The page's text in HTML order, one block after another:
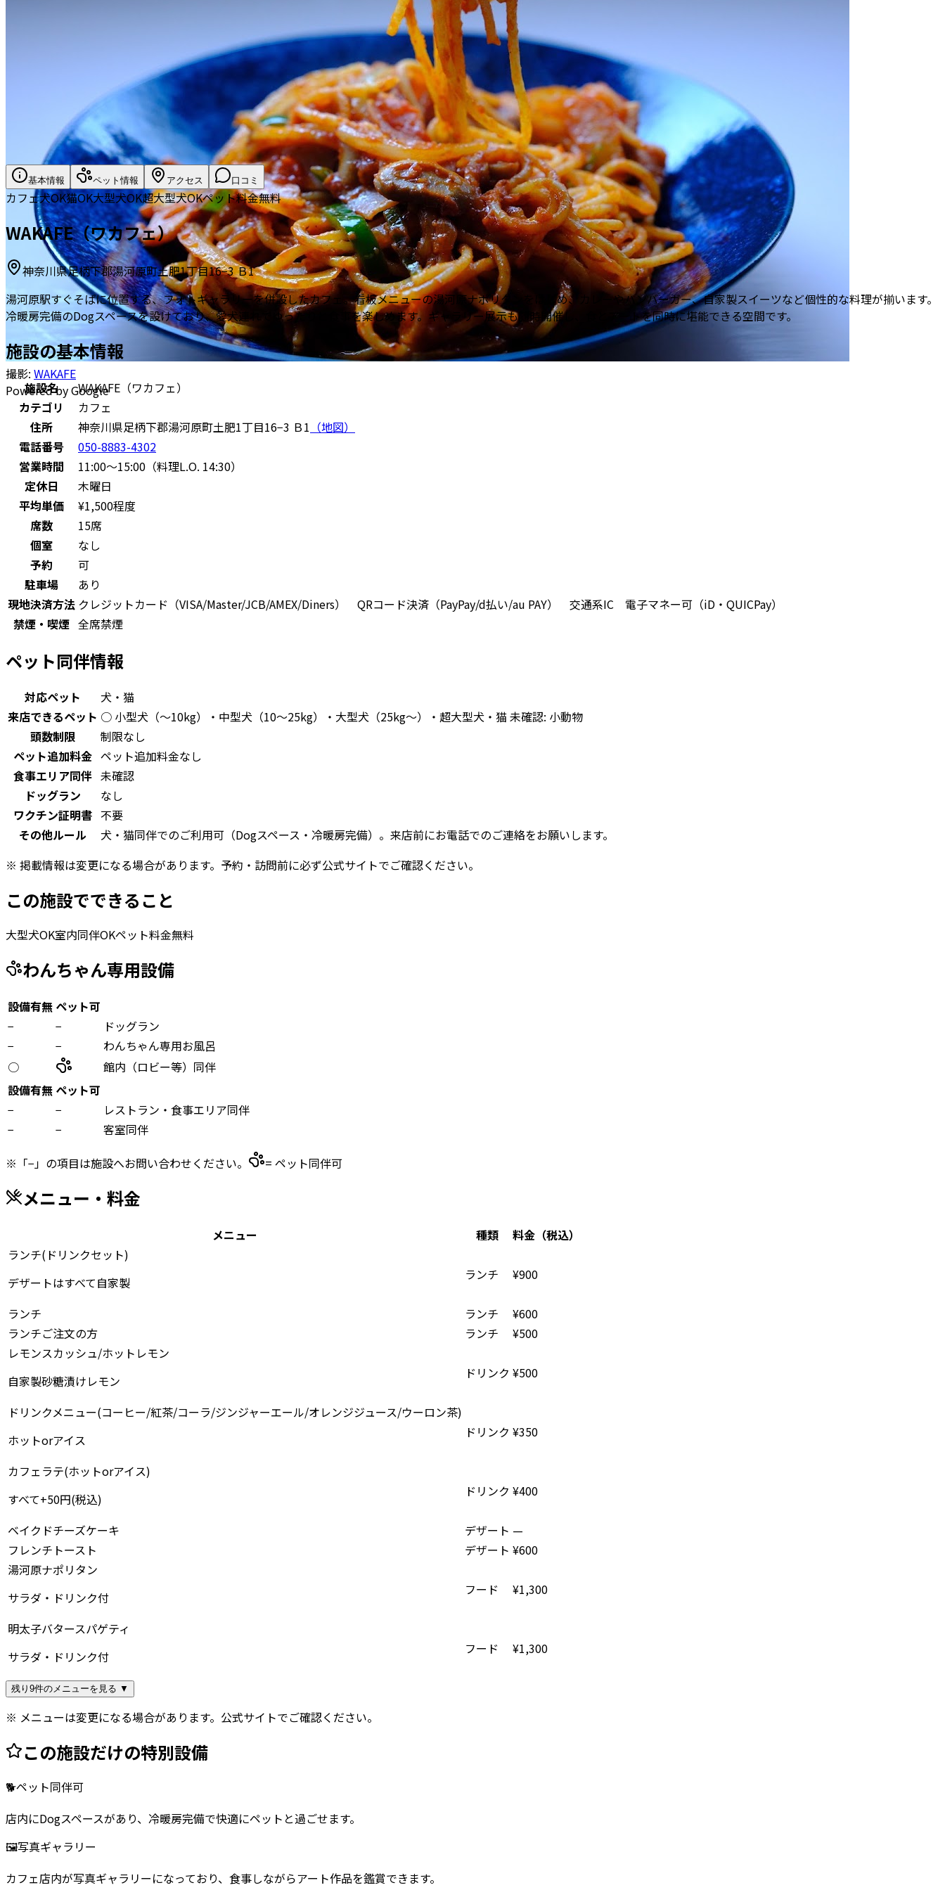
撮影: WAKAFE
Powered by Google
基本情報 ペット情報 アクセス 口コミ
カフェ犬OK猫OK大型犬OK超大型犬OKペット料金無料
WAKAFE（ワカフェ）
神奈川県足柄下郡湯河原町土肥1丁目16−3 Ｂ1
湯河原駅すぐそばに位置する、フォトギャラリーを併設したカフェ。看板メニューの湯河原ナポリタンをはじめ、カレーやハンバーガー、自家製スイーツなど個性的な料理が揃います。
冷暖房完備のDogスペースを設けており、愛犬連れでゆったりと食事を楽しめます。ギャラリー展示も随時開催し、食とアートを同時に堪能できる空間です。
施設の基本情報
施設名
WAKAFE（ワカフェ）
カテゴリ
カフェ
住所
神奈川県足柄下郡湯河原町土肥1丁目16−3 Ｂ1 （地図）
電話番号
050-8883-4302
営業時間
11:00〜15:00（料理L.O. 14:30）
定休日
木曜日
平均単価
¥1,500程度
席数
15席
個室
なし
予約
可
駐車場
あり
現地決済方法 クレジットカード（VISA/Master/JCB/AMEX/Diners） QRコード決済（PayPay/d払い/au PAY） 交通系IC 電子マネー可（iD・QUICPay）
禁煙・喫煙 全席禁煙
ペット同伴情報
対応ペット
犬・猫
来店できるペット ○ 小型犬（〜10kg）・中型犬（10〜25kg）・大型犬（25kg〜）・超大型犬・猫 未確認: 小動物
頭数制限
制限なし
ペット追加料金 ペット追加料金なし
食事エリア同伴 未確認
ドッグラン
なし
ワクチン証明書 不要
その他ルール
犬・猫同伴でのご利用可（Dogスペース・冷暖房完備）。来店前にお電話でのご連絡をお願いします。
※ 掲載情報は変更になる場合があります。予約・訪問前に必ず公式サイトでご確認ください。
この施設でできること
大型犬OK室内同伴OKペット料金無料
わんちゃん専用設備
設備有無 ペット可
−
−
ドッグラン
−
−
わんちゃん専用お風呂
○
館内（ロビー等）同伴
設備有無 ペット可
−
−
レストラン・食事エリア同伴
−
−
客室同伴
※「−」の項目は施設へお問い合わせください。
= ペット同伴可
メニュー・料金
メニュー 種類
料金（税込）
ランチ(ドリンクセット)
デザートはすべて自家製
ランチ ¥900
ランチ ランチ
¥600
ランチご注文の方
ランチ
¥500
レモンスカッシュ/ホットレモン
自家製砂糖漬けレモン
ドリンク ¥500
ドリンクメニュー(コーヒー/紅茶/コーラ/ジンジャーエール/オレンジジュース/ウーロン茶)
ホットorアイス
ドリンク ¥350
カフェラテ(ホットorアイス)
すべて+50円(税込)
ドリンク ¥400
ベイクドチーズケーキ デザート —
フレンチトースト
デザート ¥600
湯河原ナポリタン
サラダ・ドリンク付
フード ¥1,300
明太子バタースパゲティ
サラダ・ドリンク付
フード ¥1,300
残り9件のメニューを見る ▼
※ メニューは変更になる場合があります。公式サイトでご確認ください。
この施設だけの特別設備
🐕ペット同伴可
店内にDogスペースがあり、冷暖房完備で快適にペットと過ごせます。
🖼️写真ギャラリー
カフェ店内が写真ギャラリーになっており、食事しながらアート作品を鑑賞できます。